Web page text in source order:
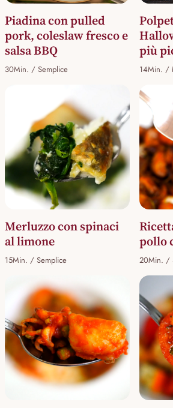
Piadina con pulled
pork, coleslaw fresco e
salsa BBQ
30Min. / Semplice
più
14Min. /
Merluzzo con spinaci
al limone
15Min. / Semplice
pollo
20Min. /